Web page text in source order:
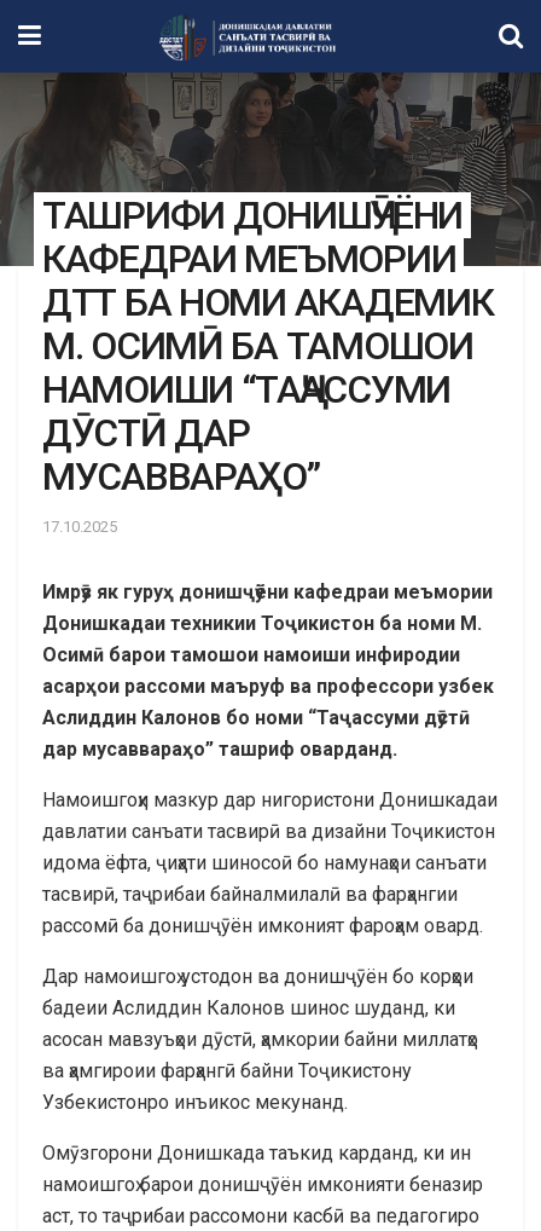
ТАШРИФИ ДОНИШҶӮЁНИ
КАФЕДРАИ МЕЪМОРИИ
ДТТ БА НОМИ АКАДЕМИК
М. ОСИМӢ БА ТАМОШОИ
НАМОИШИ “ТАҶАССУМИ
ДӮСТӢ ДАР
МУСАВВАРАҲО”
17.10.2025
Имрӯз як гуруҳ донишҷӯёни кафедраи меъмории
Донишкадаи техникии Тоҷикистон ба номи М.
Осимӣ барои тамошои намоиши инфиродии
асарҳои рассоми маъруф ва профессори узбек
Аслиддин Калонов бо номи “Таҷассуми дӯстӣ
дар мусаввараҳо” ташриф оварданд.
Намоишгоҳи мазкур дар нигористони Донишкадаи
давлатии санъати тасвирӣ ва дизайни Тоҷикистон
идома ёфта, ҷиҳати шиносоӣ бо намунаҳои санъати
тасвирӣ, таҷрибаи байналмилалӣ ва фарҳангии
рассомӣ ба донишҷӯён имконият фароҳам овард.
Дар намоишгоҳ устодон ва донишҷӯён бо корҳои
бадеии Аслиддин Калонов шинос шуданд, ки
асосан мавзуъҳои дӯстӣ, ҳамкории байни миллатҳо
ва ҳамгироии фарҳангӣ байни Тоҷикистону
Узбекистонро инъикос мекунанд.
Омӯзгорони Донишкада таъкид карданд, ки ин
намоишгоҳ барои донишҷӯён имконияти беназир
аст, то таҷрибаи рассомони касбӣ ва педагогиро